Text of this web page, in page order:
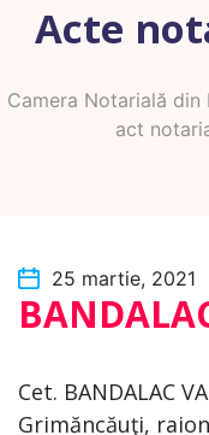
Acte
Camera Notarială din
act
25 martie, 2021
Cet. BANDALAC
Grimăncăuţi,